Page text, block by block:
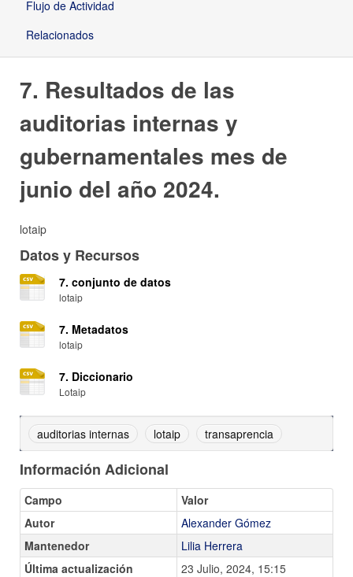
Flujo de Actividad
Relacionados
7. Resultados de las
auditorias internas y
gubernamentales mes de
junio del año 2024.
lotaip
Datos y Recursos
7. conjunto de datos
lotaip
7. Metadatos
lotaip
7. Diccionario
Lotaip
auditorias internas lotaip transaprencia
Información Adicional
Campo
Valor
Autor
Alexander Gómez
Mantenedor
Lilia Herrera
Última actualización
23 Julio, 2024, 15:15